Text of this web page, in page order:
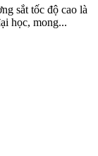
sắt tốc độ cao là
học, mong...